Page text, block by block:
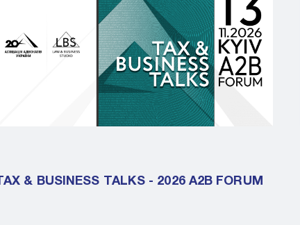
TAX & BUSINESS TALKS - 2026 A2B FORUM